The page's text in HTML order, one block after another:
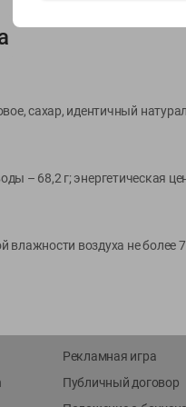
Возврат товара
Рекламная игра
Публичный договор
сахар, идентичный
– 68,2 г; энергетическая
влажности воздуха не более